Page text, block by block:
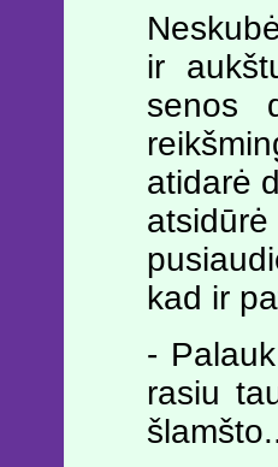
ir
senos
atidarė
kad ir
-
rasiu